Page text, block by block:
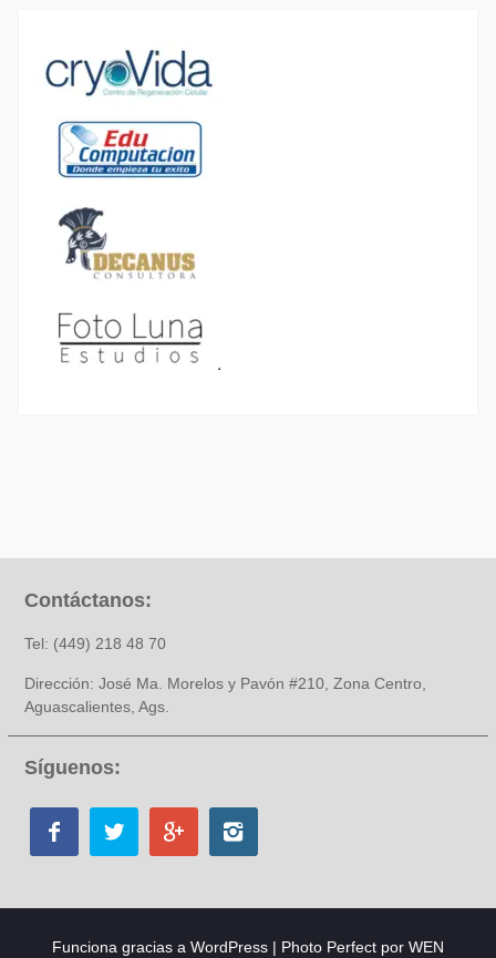
Contáctanos:
Tel: (449) 218 48 70
Dirección: José Ma. Morelos y Pavón #210, Zona Centro,
Aguascalientes, Ags.
Síguenos:
Funciona gracias a WordPress | Photo Perfect por WEN